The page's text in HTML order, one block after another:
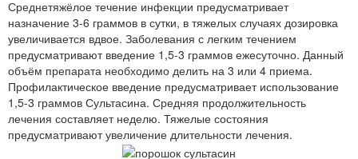
Среднетяжёлое течение инфекции предусматривает
назначение 3-6 граммов в сутки, в тяжелых случаях дозировка
увеличивается вдвое. Заболевания с легким течением
предусматривают введение 1,5-3 граммов ежесуточно. Данный
объём препарата необходимо делить на 3 или 4 приема.
Профилактическое введение предусматривает использование
1,5-3 граммов Сультасина. Средняя продолжительность
лечения составляет неделю. Тяжелые состояния
предусматривают увеличение длительности лечения.